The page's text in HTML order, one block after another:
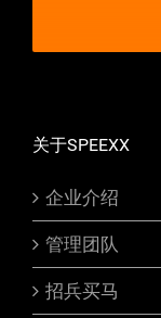
关于SPEEXX
企业介绍
管理团队
招兵买马